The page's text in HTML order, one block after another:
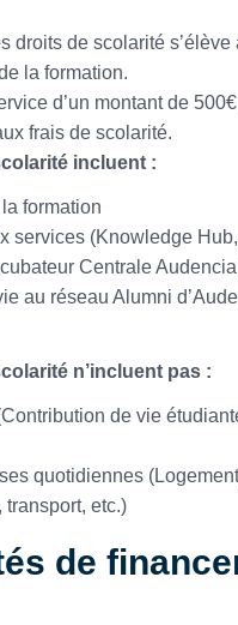
droits de scolarité s’élève
la formation.
d’un montant de
frais de scolarité.
incluent :
formation
services (Knowledge
Centrale
au réseau Alumni
n’incluent pas :
de vie
quotidiennes
transport, etc.)
de